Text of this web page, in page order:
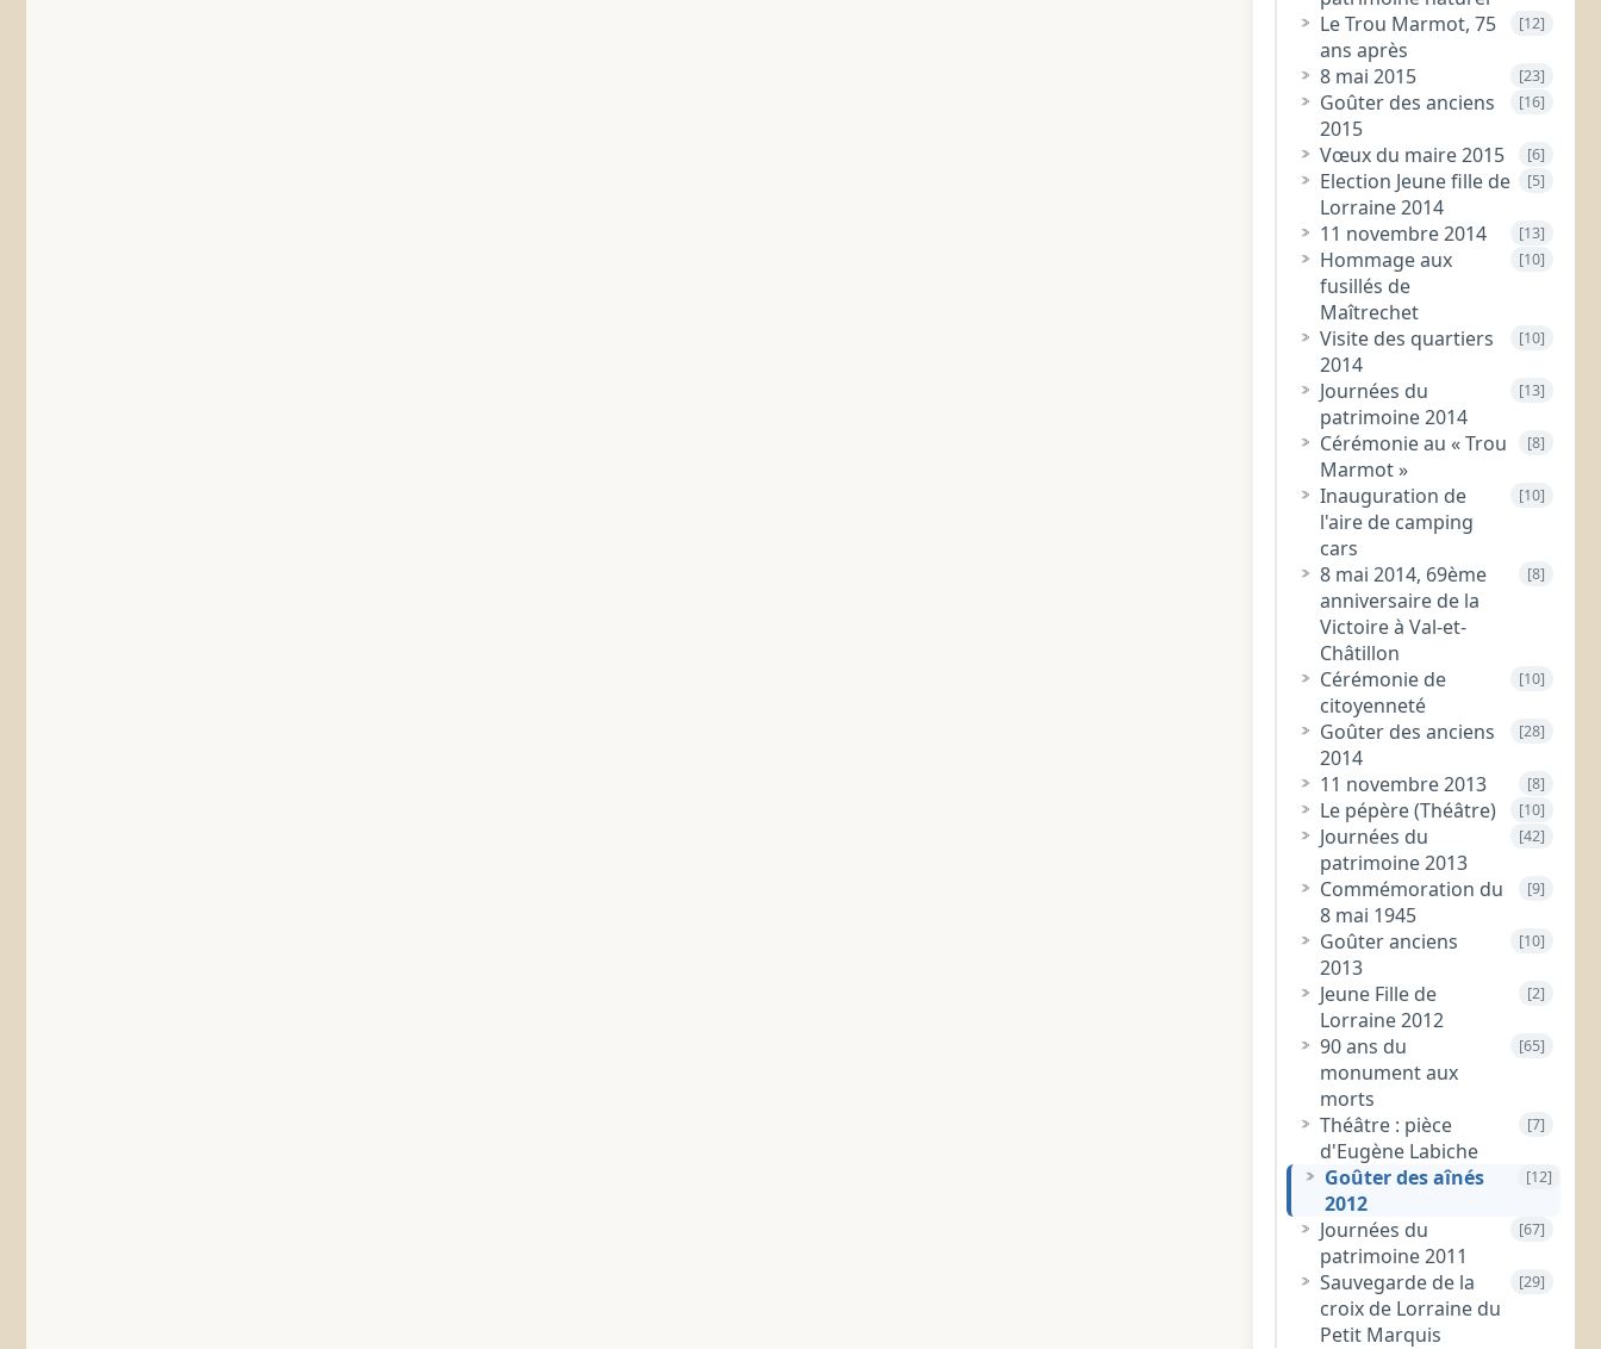
Le Trou Marmot, 75
ans après
[12]
8 mai 2015 [23]
Goûter des anciens
2015
[16]
Vœux du maire 2015 [6]
Election Jeune fille de
Lorraine 2014
[5]
11 novembre 2014 [13]
Hommage aux
fusillés de
Maîtrechet
[10]
Visite des quartiers
2014
[10]
Journées du
patrimoine 2014
[13]
Cérémonie au « Trou
Marmot »
[8]
Inauguration de
l'aire de camping
cars
[10]
8 mai 2014, 69ème
anniversaire de la
Victoire à Val-et-
Châtillon
[8]
Cérémonie de
citoyenneté
[10]
Goûter des anciens
2014
[28]
11 novembre 2013 [8]
Le pépère (Théâtre) [10]
Journées du
patrimoine 2013
[42]
Commémoration du
8 mai 1945
[9]
Goûter anciens
2013
[10]
Jeune Fille de
Lorraine 2012
[2]
90 ans du
monument aux
morts
[65]
Théâtre : pièce
d'Eugène Labiche
[7]
Goûter des aînés
2012
[12]
Journées du
patrimoine 2011
[67]
Sauvegarde de la
croix de Lorraine du
Petit Marquis
[29]